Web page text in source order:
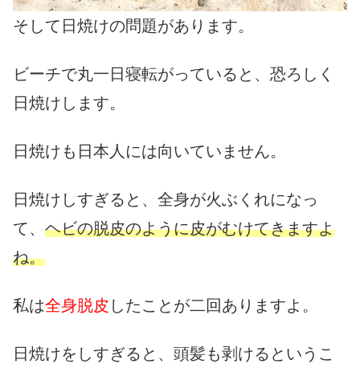
そして日焼けの問題があります。
ビーチで丸一日寝転がっていると、恐ろしく
日焼けします。
日焼けも日本人には向いていません。
日焼けしすぎると、全身が火ぶくれになっ
て、 ヘビの脱皮のように皮がむけてきますよ
ね。
私は全身脱皮 したことが二回ありますよ。
日焼けをしすぎると、頭髪も剥けるというこ